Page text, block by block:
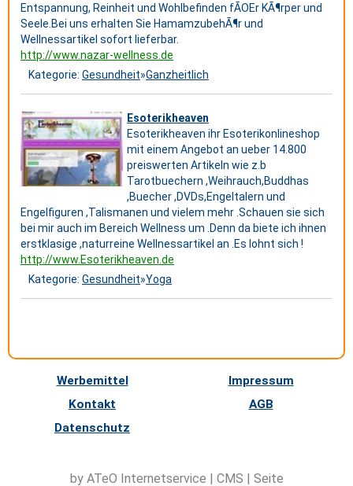
Entspannung, Reinheit und Wohlbefinden fÃOEr KÃ¶rper und
Seele.Bei uns erhalten Sie HamamzubehÃ¶r und
Wellnessartikel sofort lieferbar.
http://www.nazar-wellness.de
Kategorie: Gesundheit»Ganzheitlich
Esoterikheaven
Esoterikheaven ihr Esoterikonlineshop
mit einem Angebot an ueber 14.800
preiswerten Artikeln wie z.b
Tarotbuechern ,Weihrauch,Buddhas
,Buecher ,DVDs,Engeltalern und
Engelfiguren ,Talismanen und vielem mehr .Schauen sie sich
bei mir auch im Bereich Wellness um .Denn da biete ich ihnen
erstklasige ,naturreine Wellnessartikel an .Es lohnt sich !
http://www.Esoterikheaven.de
Kategorie: Gesundheit»Yoga
Werbemittel
Impressum
Kontakt
AGB
Datenschutz
by ATeO Internetservice | CMS | Seite